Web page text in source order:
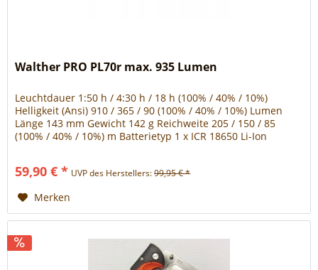
Walther PRO PL70r max. 935 Lumen
Leuchtdauer 1:50 h / 4:30 h / 18 h (100% / 40% / 10%)
Helligkeit (Ansi) 910 / 365 / 90 (100% / 40% / 10%) Lumen
Länge 143 mm Gewicht 142 g Reichweite 205 / 150 / 85
(100% / 40% / 10%) m Batterietyp 1 x ICR 18650 Li-Ion
Fahrzeuge (Input: 12V / 24V), Gürteltasche,...
59,90 € * UVP des Herstellers:99,95 € *
Merken